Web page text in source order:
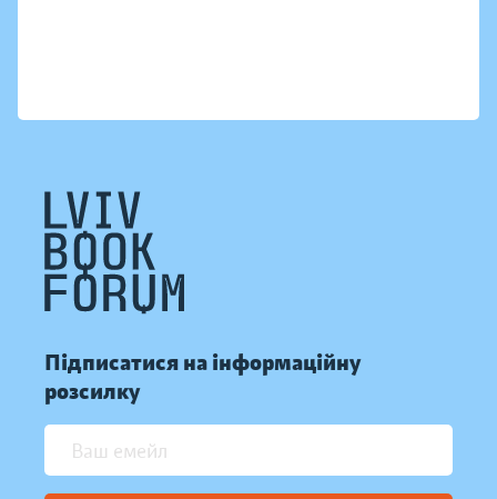
Підписатися на інформаційну
розсилку